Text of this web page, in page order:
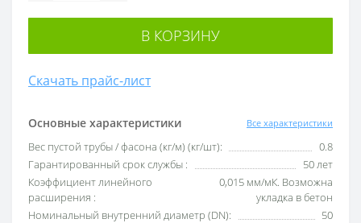
Основные характеристики Все характеристики
Вес пустой трубы / фасона (кг/м) (кг/шт):
0.8
Гарантированный срок службы :
50 лет
Коэффициент линейного
расширения :
0,015 мм/мК. Возможна
укладка в бетон
Номинальный внутренний диаметр (DN):
50
В КОРЗИНУ
Скачать прайс-лист